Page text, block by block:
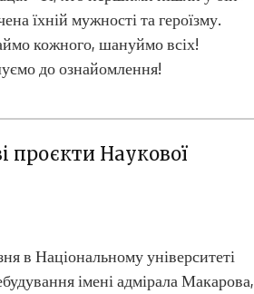
їхній мужності та героїзму.
кожного, шануймо всіх!
до ознайомлення!
проєкти Наукової
в Національному університеті
імені адмірала